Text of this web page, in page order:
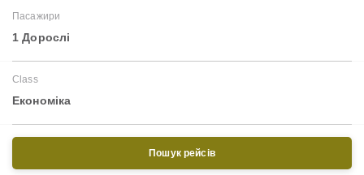
Пасажири
1 Дорослі
Class
Економіка
Пошук рейсів